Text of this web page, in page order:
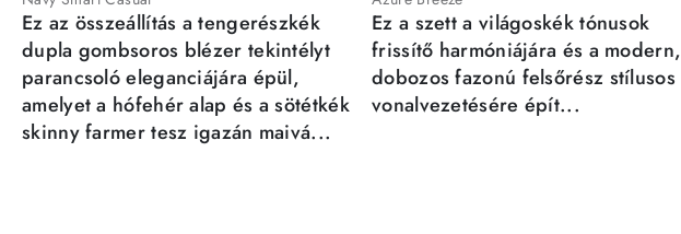
Ez az összeállítás a tengerészkék
dupla gombsoros blézer tekintélyt
parancsoló eleganciájára épül,
amelyet a hófehér alap és a sötétkék
skinny farmer tesz igazán maivá...
Ez a szett a világoskék tónusok
frissítő harmóniájára és a modern,
dobozos fazonú felsőrész stílusos
vonalvezetésére épít...